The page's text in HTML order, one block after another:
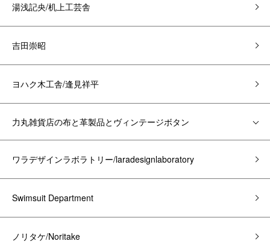
湯浅記央/机上工芸舎
吉田崇昭
ヨハク木工舎/逢見祥平
力丸雑貨店の布と革製品とヴィンテージボタン
ワラデザインラボラトリー/laradesignlaboratory
Swimsuit Department
ノリタケ/Noritake